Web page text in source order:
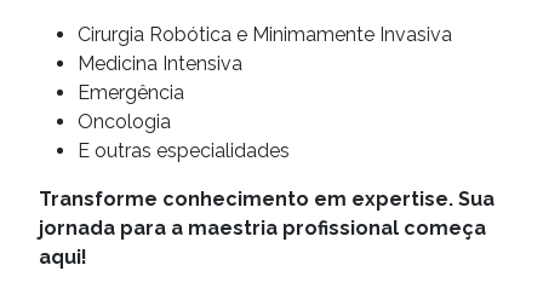
Cirurgia Robótica e Minimamente Invasiva
Medicina Intensiva
Emergência
Oncologia
E outras especialidades
Transforme conhecimento em expertise. Sua
jornada para a maestria profissional começa
aqui!